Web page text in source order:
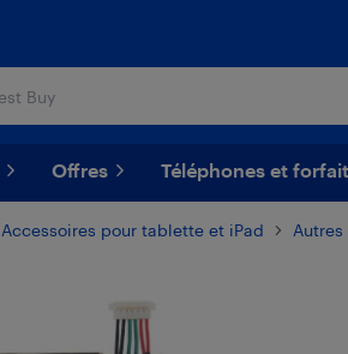
Offres Téléphones et
Accessoires pour tablette et iPad